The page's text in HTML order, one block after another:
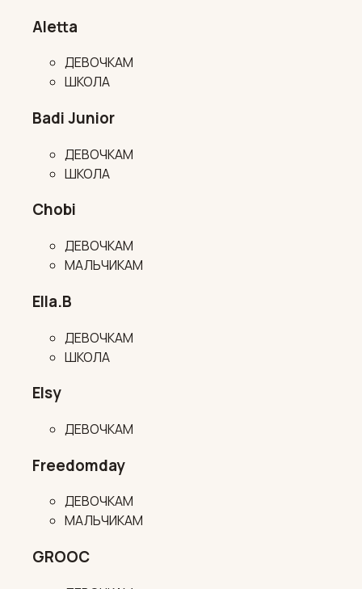
Aletta
ДЕВОЧКАМ
ШКОЛА
Badi Junior
ДЕВОЧКАМ
ШКОЛА
Chobi
ДЕВОЧКАМ
МАЛЬЧИКАМ
Ella.B
ДЕВОЧКАМ
ШКОЛА
Elsy
ДЕВОЧКАМ
Freedomday
ДЕВОЧКАМ
МАЛЬЧИКАМ
GROOC